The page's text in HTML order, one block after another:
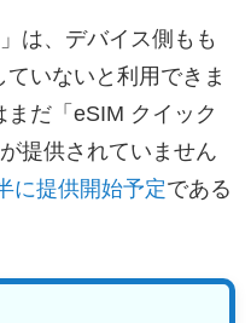
は、デバイス側もも
いないと利用できま
だ「eSIM クイック
提供されていません
に提供開始予定である